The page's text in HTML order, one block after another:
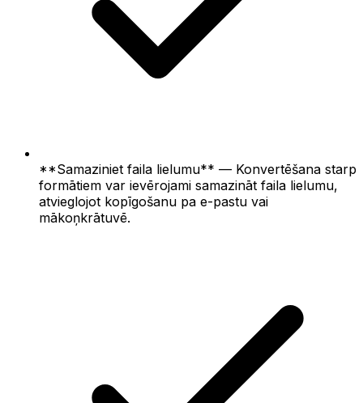
**Samaziniet faila lielumu** — Konvertēšana starp
formātiem var ievērojami samazināt faila lielumu,
atvieglojot kopīgošanu pa e-pastu vai
mākoņkrātuvē.